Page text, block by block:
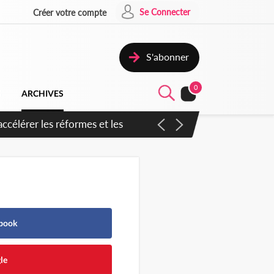
Créer votre compte Se Connecter
S'abonner
ARCHIVES
0
inspirer pour accélérer le